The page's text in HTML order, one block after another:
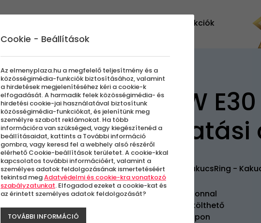
Akciók
BMW
Oktatási
KakucsRing -
Azonnal
letölthető
kupon
Cookie - Beállítások
Az elmenyplaza.hu a megfelelő teljesítmény és a
közösségimédia-funkciók biztosításához, valamint
a hirdetések megjelenítéséhez kéri a cookie-k
elfogadását. A harmadik felek közösségimédia- és
hirdetési cookie-jai használatával biztosítunk
közösségimédia-funkciókat, és jelenítünk meg
személyre szabott reklámokat. Ha több
információra van szükséged, vagy kiegészítenéd a
beállításaidat, kattints a További információ
gombra, vagy keresd fel a webhely alsó részéről
elérhető Cookie-beállítások területet. A cookie-kkal
kapcsolatos további információért, valamint a
személyes adatok feldolgozásának ismertetéséért
tekintsd megAdatvédelmi és cookie-kra vonatkozó
szabályzatunkat. Elfogadod ezeket a cookie-kat és
az érintett személyes adatok feldolgozását?
TOVÁBBI INFORMÁCIÓ